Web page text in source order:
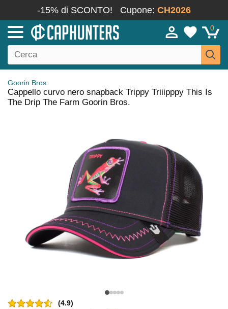
-15% di SCONTO! Cupone: CH2026
0
Goorin Bros.
Cappello curvo nero snapback Trippy Triiipppy This Is
The Drip The Farm Goorin Bros.
(4.9)